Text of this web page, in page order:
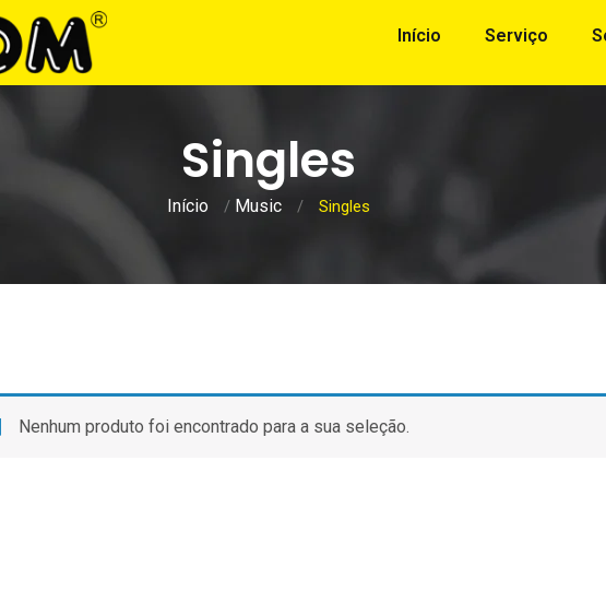
Início Serviço
Singles
Início / Music / Singles
Nenhum produto foi encontrado para a sua seleção.